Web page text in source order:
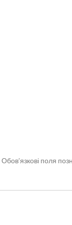
Обов’язкові поля